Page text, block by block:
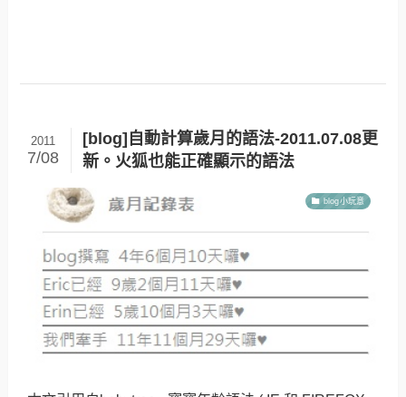
[blog]自動計算歲月的語法-2011.07.08更
新。火狐也能正確顯示的語法
2011
7/08
blog小玩意